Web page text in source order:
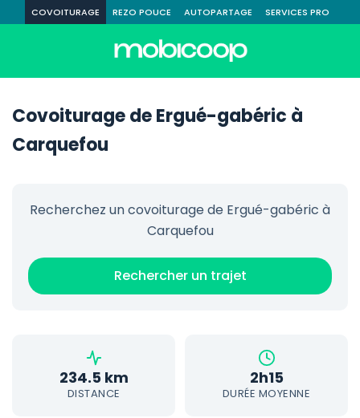
COVOITURAGE REZO POUCE AUTOPARTAGE SERVICES PRO
Covoiturage de Ergué-gabéric à
Carquefou
Recherchez un covoiturage de Ergué-gabéric à
Carquefou
Rechercher un trajet
234.5 km
DISTANCE
2h15
DURÉE MOYENNE